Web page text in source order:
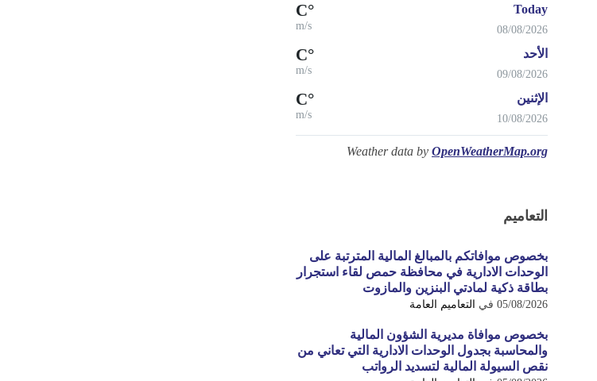
Today
08/08/2026
°C
m/s
الأحد
09/08/2026
°C
m/s
الإثنين
10/08/2026
°C
m/s
Weather data by OpenWeatherMap.org
التعاميم
بخصوص موافاتكم بالمبالغ المالية المترتبة على
الوحدات الادارية في محافظة حمص لقاء استجرار
بطاقة ذكية لمادتي البنزين والمازوت
05/08/2026 في التعاميم العامة
بخصوص موافاة مديرية الشؤون المالية
والمحاسبة بجدول الوحدات الادارية التي تعاني من
نقص السيولة المالية لتسديد الرواتب